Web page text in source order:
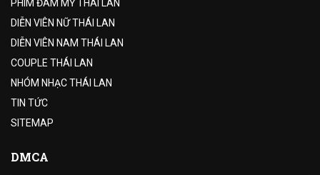
PHIM ĐAM MỸ THÁI LAN
DIỄN VIÊN NỮ THÁI LAN
DIỄN VIÊN NAM THÁI LAN
COUPLE THÁI LAN
NHÓM NHẠC THÁI LAN
TIN TỨC
SITEMAP
DMCA